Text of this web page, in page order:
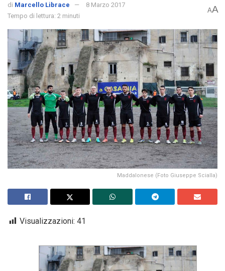
di Marcello Librace
8 Marzo 2017
Tempo di lettura: 2 minuti
AA
Maddalonese (Foto Giuseppe Scialla)
Visualizzazioni: 41